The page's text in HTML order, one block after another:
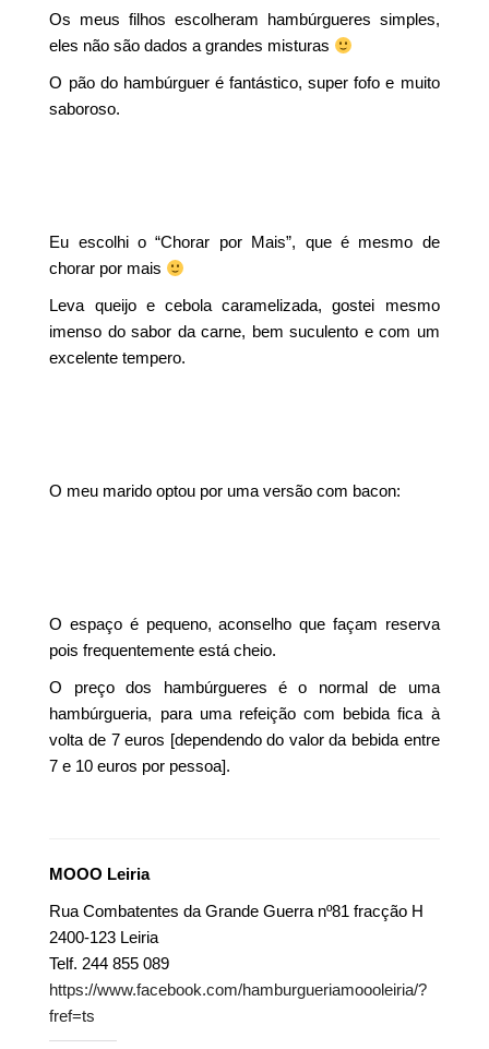
Os meus filhos escolheram hambúrgueres simples,
eles não são dados a grandes misturas
O pão do hambúrguer é fantástico, super fofo e muito
saboroso.
Eu escolhi o “Chorar por Mais”, que é mesmo de
chorar por mais
Leva queijo e cebola caramelizada, gostei mesmo
imenso do sabor da carne, bem suculento e com um
excelente tempero.
O meu marido optou por uma versão com bacon:
O espaço é pequeno, aconselho que façam reserva
pois frequentemente está cheio.
O preço dos hambúrgueres é o normal de uma
hambúrgueria, para uma refeição com bebida fica à
volta de 7 euros [dependendo do valor da bebida entre
7 e 10 euros por pessoa].
MOOO Leiria
Rua Combatentes da Grande Guerra nº81 fracção H
2400-123 Leiria
Telf. 244 855 089
https://www.facebook.com/hamburgueriamoooleiria/?
fref=ts